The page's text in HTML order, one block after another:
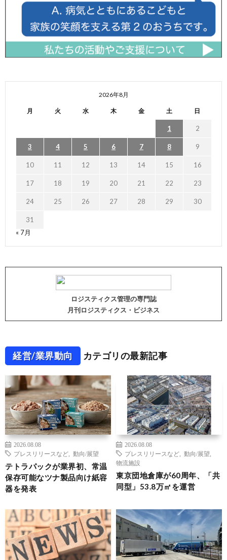
2026年8月
月 火 水 木 金 土 日
1 2
3 4 5 6 7 8 9
10 11 12 13 14 15 16
17 18 19 20 21 22 23
24 25 26 27 28 29 30
31
« 7月
ロジスティクス管理の専門誌
月刊ロジスティクス・ビジネス
経営/業界動向 カテゴリの最新記事
2026.08.08
プレスリリースなど
動向/展望
テトラパックが業界初、常温
保存可能なツナ製品向け紙容
器を発表
2026.08.08
プレスリリースなど
動向/展望
物流施設
東京団地倉庫が60周年、「共
同型」53.8万㎡を運営